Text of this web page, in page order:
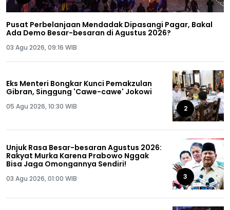
Pusat Perbelanjaan Mendadak Dipasangi Pagar, Bakal
Ada Demo Besar-besaran di Agustus 2026?
03 Agu 2026, 09:16 WIB
Eks Menteri Bongkar Kunci Pemakzulan
Gibran, Singgung 'Cawe-cawe' Jokowi
05 Agu 2026, 10:30 WIB 2
Unjuk Rasa Besar-besaran Agustus 2026:
Rakyat Murka Karena Prabowo Nggak
Bisa Jaga Omongannya Sendiri!
03 Agu 2026, 01:00 WIB 3